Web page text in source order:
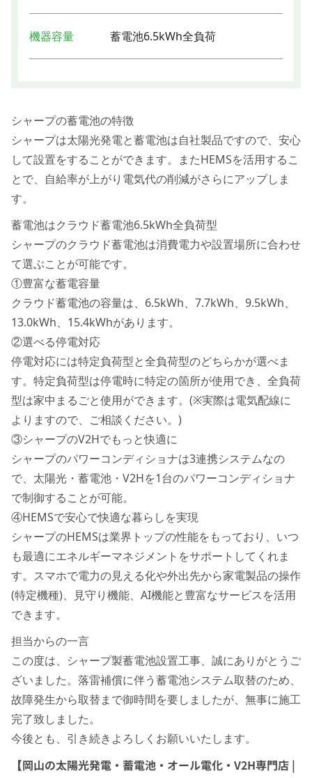
機器容量 蓄電池6.5kWh全負荷
シャープの蓄電池の特徴
シャープは太陽光発電と蓄電池は自社製品ですので、安心
して設置をすることができます。またHEMSを活用するこ
とで、自給率が上がり電気代の削減がさらにアップしま
す。
蓄電池はクラウド蓄電池6.5kWh全負荷型
シャープのクラウド蓄電池は消費電力や設置場所に合わせ
て選ぶことが可能です。
①豊富な蓄電容量
クラウド蓄電池の容量は、6.5kWh、7.7kWh、9.5kWh、
13.0kWh、15.4kWhがあります。
②選べる停電対応
停電対応には特定負荷型と全負荷型のどちらかが選べま
す。特定負荷型は停電時に特定の箇所が使用でき、全負荷
型は家中まるごと使用ができます。(※実際は電気配線に
よりますので、ご相談ください。)
③シャープのV2Hでもっと快適に
シャープのパワーコンディショナは3連携システムなの
で、太陽光・蓄電池・V2Hを1台のパワーコンディショナ
で制御することが可能。
④HEMSで安心で快適な暮らしを実現
シャープのHEMSは業界トップの性能をもっており、いつ
も最適にエネルギーマネジメントをサポートしてくれま
す。スマホで電力の見える化や外出先から家電製品の操作
(特定機種)、見守り機能、AI機能と豊富なサービスを活用
できます。
担当からの一言
この度は、シャープ製蓄電池設置工事、誠にありがとうご
ざいました。落雷補償に伴う蓄電池システム取替のため、
故障発生から取替まで御時間を要しましたが、無事に施工
完了致しました。
今後とも、引き続きよろしくお願いいたします。
【岡山の太陽光発電・蓄電池・オール電化・V2H専門店 |